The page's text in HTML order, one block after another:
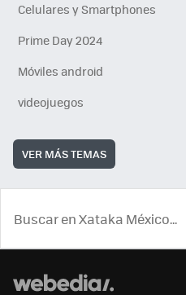
Celulares y Smartphones
Prime Day 2024
Móviles android
videojuegos
VER MÁS TEMAS